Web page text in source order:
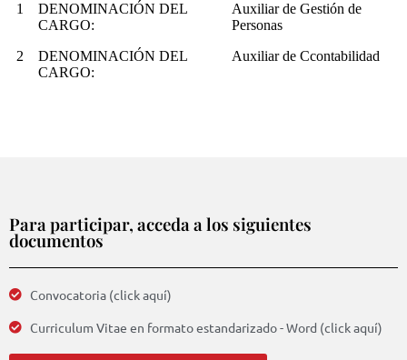
1
DENOMINACIÓN DEL
CARGO:
Auxiliar de Gestión de
Personas
2
DENOMINACIÓN DEL
CARGO:
Auxiliar de Ccontabilidad
Para participar, acceda a los siguientes
documentos
Convocatoria (click aquí)
Curriculum Vitae en formato estandarizado - Word (click aquí)